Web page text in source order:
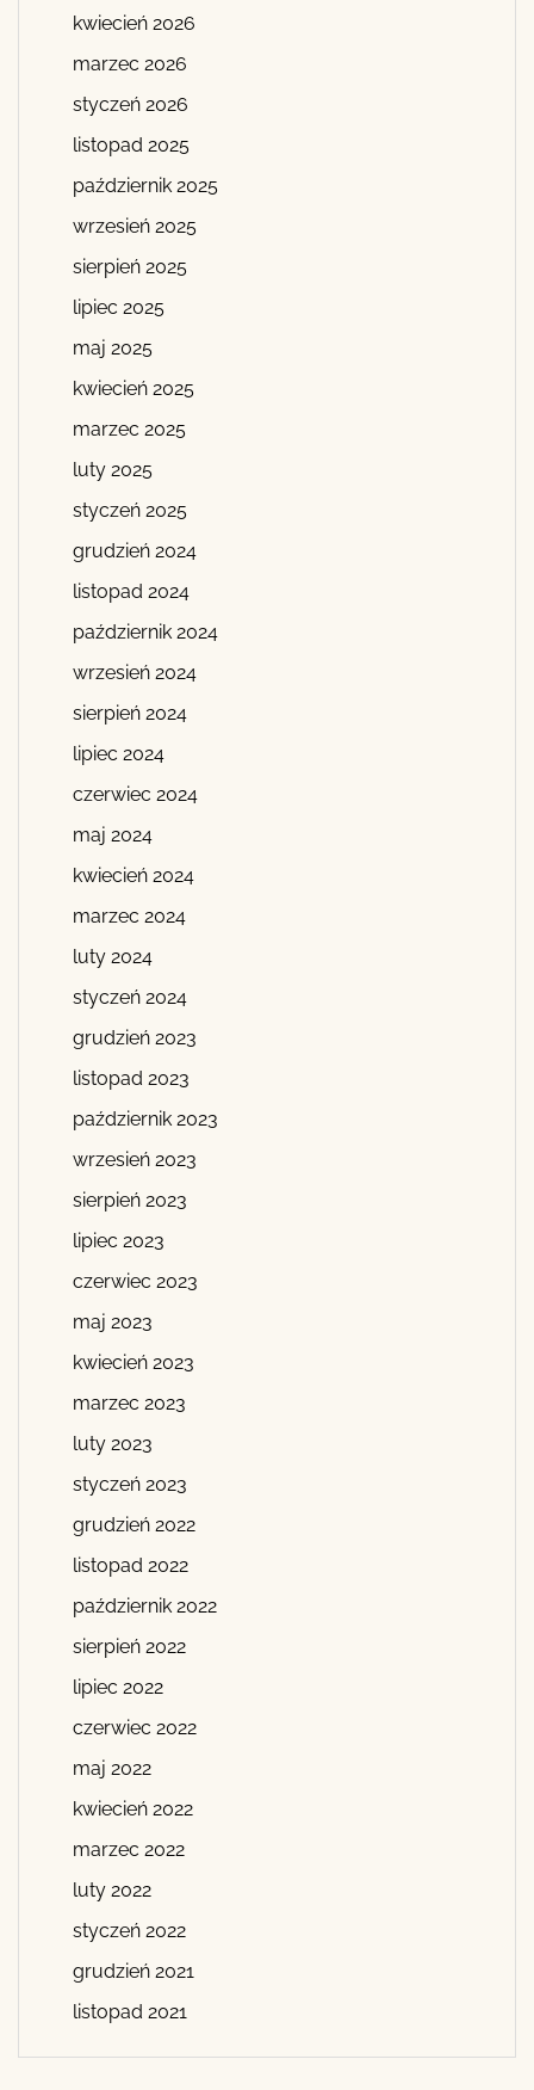
kwiecień 2026
marzec 2026
styczeń 2026
listopad 2025
październik 2025
wrzesień 2025
sierpień 2025
lipiec 2025
maj 2025
kwiecień 2025
marzec 2025
luty 2025
styczeń 2025
grudzień 2024
listopad 2024
październik 2024
wrzesień 2024
sierpień 2024
lipiec 2024
czerwiec 2024
maj 2024
kwiecień 2024
marzec 2024
luty 2024
styczeń 2024
grudzień 2023
listopad 2023
październik 2023
wrzesień 2023
sierpień 2023
lipiec 2023
czerwiec 2023
maj 2023
kwiecień 2023
marzec 2023
luty 2023
styczeń 2023
grudzień 2022
listopad 2022
październik 2022
sierpień 2022
lipiec 2022
czerwiec 2022
maj 2022
kwiecień 2022
marzec 2022
luty 2022
styczeń 2022
grudzień 2021
listopad 2021